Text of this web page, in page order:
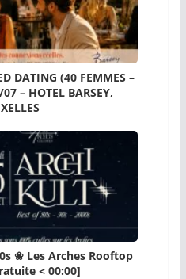
DATING (40 FEMMES –
– HOTEL BARSEY,
❀ Les Arches Rooftop
< 00:00]